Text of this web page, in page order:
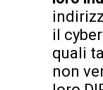
il
quali
non